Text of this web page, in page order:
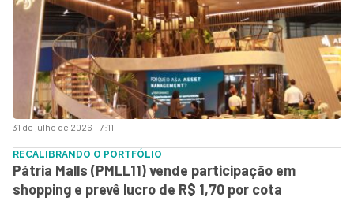
31 de julho de 2026 - 7:11
RECALIBRANDO O PORTFÓLIO
Pátria Malls (PMLL11) vende participação em
shopping e prevê lucro de R$ 1,70 por cota